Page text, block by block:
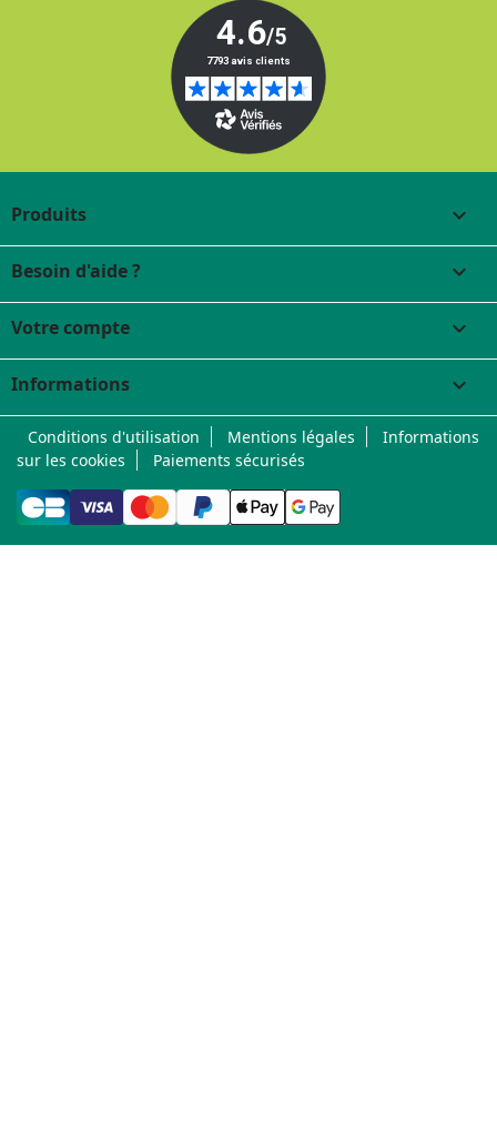
Produits 
Besoin d'aide ? 
Votre compte 
Informations keyboard_arrow_down
Conditions d'utilisation Mentions légales
Informations
sur les cookies
Paiements sécurisés